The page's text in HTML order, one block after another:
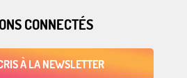
CONNECTÉS
À LA NEWSLETTER